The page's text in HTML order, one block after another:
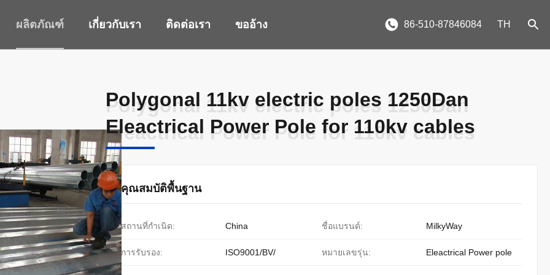
ผลิตภัณฑ์ เกี่ยวกับเรา ติดต่อเรา ขออ้าง 86-510-87846084 TH
Polygonal 11kv electric poles 1250Dan
Eleactrical Power Pole for 110kv cables
Polygonal 11kv electric poles 1250Dan
Eleactrical Power Pole for 110kv cables
คุณสมบัติพื้นฐาน
สถานที่กำเนิด: China ชื่อแบรนด์: MilkyWay
การรับรอง: ISO9001/BV/ หมายเลขรุ่น: Eleactrical Power pole